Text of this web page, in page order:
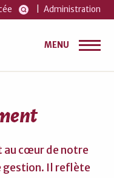
|Administration
MENU
au cœur de notre
gestion. Il reflète